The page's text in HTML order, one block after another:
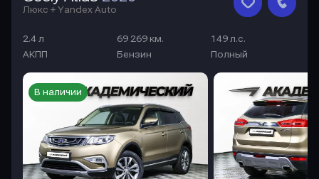
Люкс + Yandex Auto
2.4 л 69 269 км.
149 л.с.
АКПП
Бензин Полный
В наличии